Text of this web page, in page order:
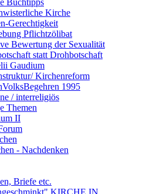
Buchtipps
Kirche
Gerechtigkeit
Pflichtzölibat
Bewertung der Sexualität
statt Drohbotschaft
Gaudium
Kirchenreform
1995
/ interreligiös
Themen
II
- Nachdenken
Briefe etc.
KIRCHE IN